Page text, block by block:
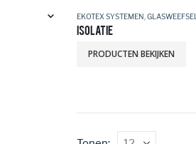
EKOTEX SYSTEMEN GLASWEEFSEL
ISOLATIE
PRODUCTEN BEKIJKEN